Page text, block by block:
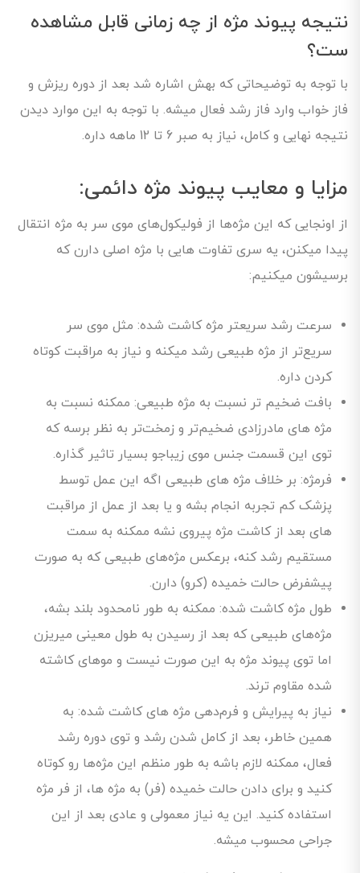
نتیجه پیوند مژه از چه زمانی قابل مشاهده
ست؟
با توجه به توضیحاتی که بهش اشاره شد بعد از دوره ریزش و
فاز خواب وارد فاز رشد فعال میشه. با توجه به این موارد دیدن
نتیجه نهایی و کامل، نیاز به صبر 6 تا 12 ماهه داره.
مزایا و معایب پیوند مژه‌ دائمی:
از اونجایی که این مژه‌ها از فولیکول‌های موی سر به مژه انتقال
پیدا میکنن، یه سری تفاوت هایی با مژه اصلی دارن که
برسیشون میکنیم:
سرعت رشد سریعتر مژه کاشت شده: مثل موی سر
سریع‌تر از مژه طبیعی رشد میکنه و نیاز به مراقبت کوتاه
کردن داره.
بافت ضخیم تر نسبت به مژه طبیعی: ممکنه نسبت به
مژه های مادرزادی ضخیم‌تر و زمخت‌تر به نظر برسه که
توی این قسمت جنس موی زیباجو بسیار تاثیر گذاره.
فرمژه: بر خلاف مژه های طبیعی اگه این عمل توسط
پزشک کم تجربه انجام بشه و یا بعد از عمل از مراقبت
های بعد از کاشت مژه پیروی نشه ممکنه به سمت
مستقیم رشد کنه، برعکس مژه‌های طبیعی که به صورت
پیشفرض حالت خمیده (کرو) دارن.
طول مژه کاشت شده: ممکنه به طور نامحدود بلند بشه،
مژه‌های طبیعی که بعد از رسیدن به طول معینی میریزن
اما توی پیوند مژه به این صورت نیست و موهای کاشته
شده مقاوم ترند.
نیاز به پیرایش و فرم‌دهی مژه های کاشت شده: به
همین خاطر، بعد از کامل شدن رشد و توی دوره رشد
فعال، ممکنه لازم باشه به طور منظم این مژه‌ها رو کوتاه
کنید و برای دادن حالت خمیده (فر) به مژه ها، از فر مژه
استفاده کنید. این یه نیاز معمولی و عادی بعد از این
جراحی محسوب میشه.